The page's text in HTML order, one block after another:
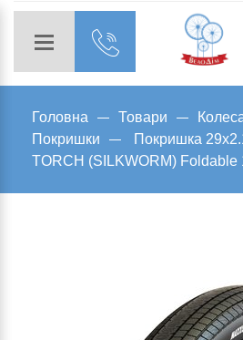
Головна Товари
Покришки
Покришка
TORCH (SILKWORM) Foldable